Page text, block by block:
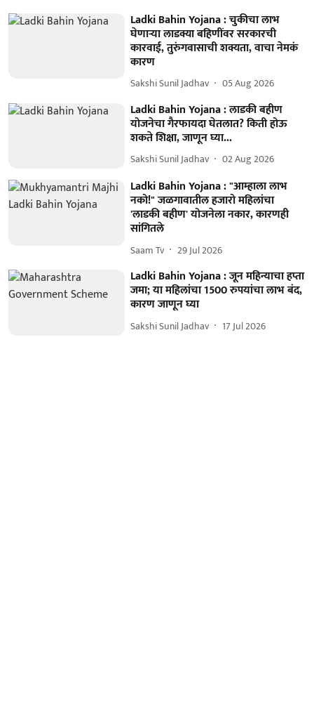
Ladki Bahin Yojana : चुकीचा लाभ
घेणार्‍या लाडक्या बहि‍णींवर सरकारची
कारवाई, तुरुंगवासाची शक्यता, वाचा नेमकं
कारण
Sakshi Sunil Jadhav 05 Aug 2026
Ladki Bahin Yojana : लाडकी बहीण
योजनेचा गैरफायदा घेतलात? किती होऊ
शकते शिक्षा, जाणून घ्या...
Sakshi Sunil Jadhav 02 Aug 2026
Ladki Bahin Yojana : "आम्हाला लाभ
नको!" जळगावातील हजारो महिलांचा
'लाडकी बहीण' योजनेला नकार, कारणही
सांगितले
Saam Tv 29 Jul 2026
Ladki Bahin Yojana : जून महिन्याचा हप्ता
जमा; या महिलांचा 1500 रुपयांचा लाभ बंद,
कारण जाणून घ्या
Sakshi Sunil Jadhav 17 Jul 2026